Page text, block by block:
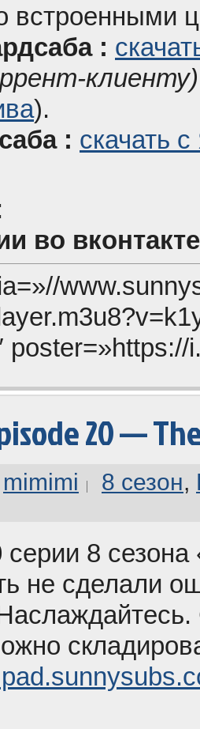
встроенными
:
клиенту)
).
: скачать
во
20 —
mimimi 8 сезон,
8 сезона
не сделали